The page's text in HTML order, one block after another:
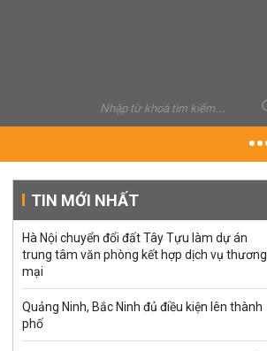
TIN MỚI NHẤT
Hà Nội chuyển đổi đất Tây Tựu làm dự án
trung tâm văn phòng kết hợp dịch vụ thương
mại
Quảng Ninh, Bắc Ninh đủ điều kiện lên thành
phố